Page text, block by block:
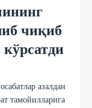
чиқиб
азалдан
тамойилларига